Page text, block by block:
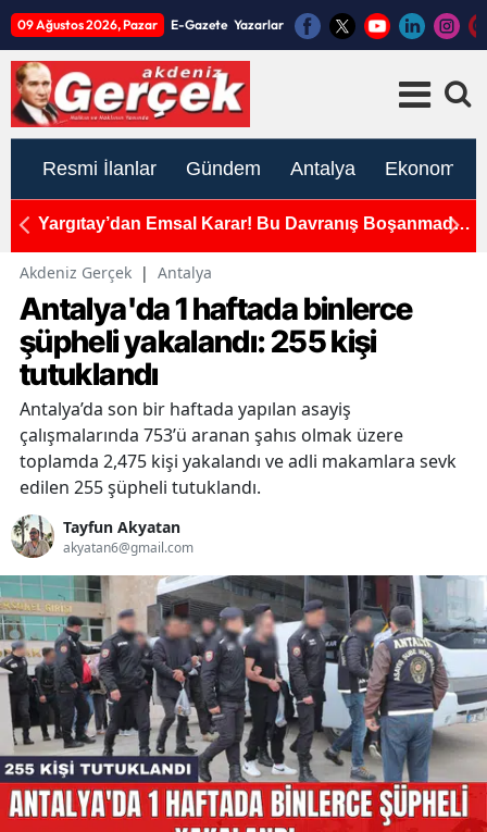
09 Ağustos 2026, Pazar E-Gazete Yazarlar
Resmi İlanlar Gündem Antalya Ekonomi
ASAT’tan Altyapı Hamlesi: Yollar da Eş Zamanlı
Akdeniz Gerçek | Antalya
Antalya'da 1 haftada binlerce
şüpheli yakalandı: 255 kişi
tutuklandı
Antalya’da son bir haftada yapılan asayiş
çalışmalarında 753’ü aranan şahıs olmak üzere
toplamda 2,475 kişi yakalandı ve adli makamlara sevk
edilen 255 şüpheli tutuklandı.
Tayfun Akyatan
akyatan6@gmail.com